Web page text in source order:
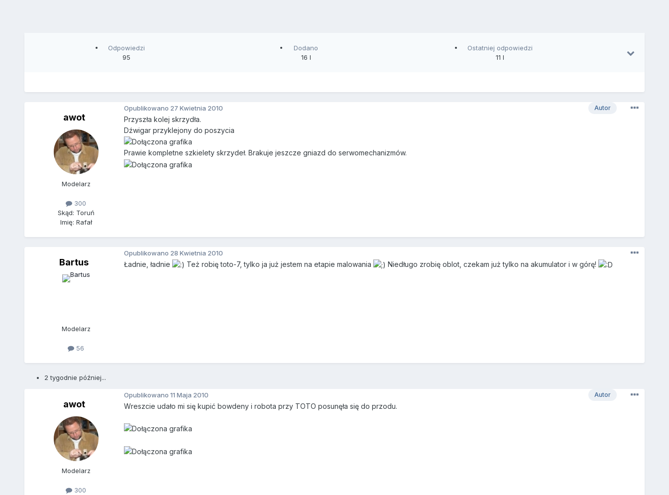
Odpowiedzi
95
Dodano
16 l
Ostatniej odpowiedzi
11 l
awot
Modelarz
300
Skąd: Toruń
Imię: Rafał
Autor
Opublikowano 27 Kwietnia 2010
Przyszła kolej skrzydła.
Dźwigar przyklejony do poszycia
Prawie kompletne szkielety skrzydeł. Brakuje jeszcze gniazd do serwomechanizmów.
Bartus
Modelarz
56
Opublikowano 28 Kwietnia 2010
Ładnie, ładnie Też robię toto-7, tylko ja już jestem na etapie malowania Niedługo zrobię oblot, czekam już tylko na akumulator i w górę!
2 tygodnie później...
awot
Modelarz
300
Autor
Opublikowano 11 Maja 2010
Wreszcie udało mi się kupić bowdeny i robota przy TOTO posunęła się do przodu.